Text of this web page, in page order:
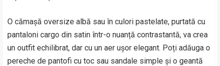
O cămașă oversize albă sau în culori pastelate, purtată cu
pantaloni cargo din satin într-o nuanță contrastantă, va crea
un outfit echilibrat, dar cu un aer ușor elegant. Poți adăuga o
pereche de pantofi cu toc sau sandale simple și o geantă